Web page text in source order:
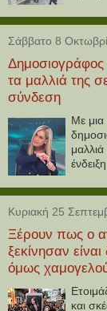
Σάββατο 8
τα μαλλιά της
σύνδεση
Με μια
Κυριακή 25
Ξέρουν πως ο
ξεκίνησαν
όμως
και